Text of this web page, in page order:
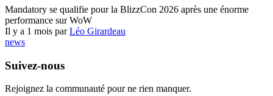
Mandatory se qualifie pour la BlizzCon 2026 après une énorme
performance sur WoW
Il y a 1 mois parLéo Girardeau
news
Suivez-nous
Rejoignez la communauté pour ne rien manquer.